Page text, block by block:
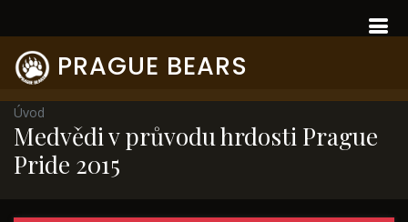
PRAGUE BEARS
Úvod
Medvědi v průvodu hrdosti Prague
Pride 2015